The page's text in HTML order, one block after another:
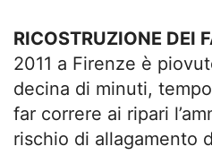
RICOSTRUZIONE DEI
2011 a Firenze è
decina di minuti,
far correre ai ripari
rischio di allagamento